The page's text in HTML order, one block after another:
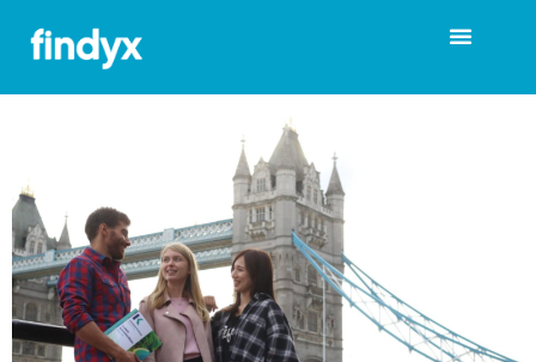
¿Por qué estudiar inglés en
Reino Unido?